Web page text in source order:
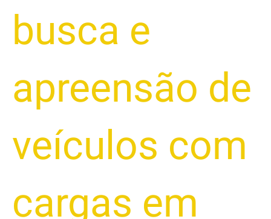
busca e
apreensão de
veículos com
cargas em